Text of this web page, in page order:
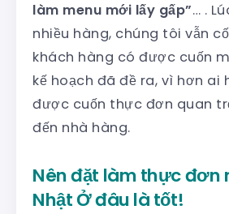
làm menu mới lấy gấp”… .
nhiều hàng, chúng tôi vẫn
khách hàng có được cuốn
kế hoạch đã đề ra, vì hơn ai
được cuốn thực đơn quan
đến nhà hàng.
Nên đặt làm thực đơn
Nhật Ở đâu là tốt!